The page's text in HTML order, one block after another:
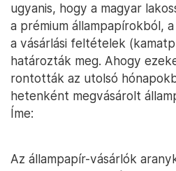
ugyanis, hogy a magyar
a prémium állampapírokból,
a vásárlási feltételek
határozták meg. Ahogy
rontották az utolsó
hetenként megvásárolt
Íme:
Az állampapír-vásárlók